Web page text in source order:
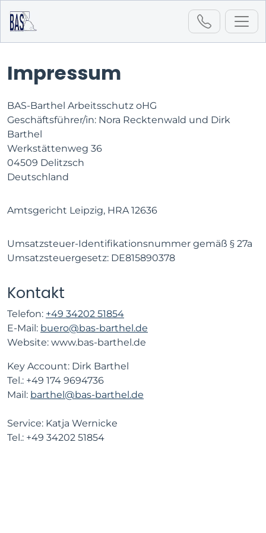
Startseite
Impressum
Impressum
BAS-Barthel Arbeitsschutz oHG
Geschäftsführer/in: Nora Recktenwald und Dirk
Barthel
Werkstättenweg 36
04509 Delitzsch
Deutschland
Amtsgericht Leipzig, HRA 12636
Umsatzsteuer-Identifikationsnummer gemäß § 27a
Umsatzsteuergesetz: DE815890378
Kontakt
Telefon: +49 34202 51854
E-Mail:
ed.lehtrab-sab@or
eub
Website: www.bas-barthel.de
Key Account: Dirk Barthel
Tel.: +49 174 9694736
Mail: barthel@bas-barthel.de
Service: Katja Wernicke
Tel.: +49 34202 51854